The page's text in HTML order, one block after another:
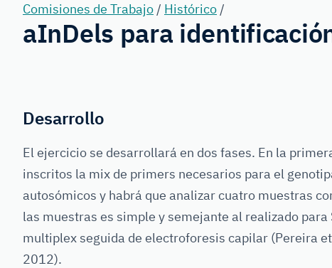
Comisiones de Trabajo / Histórico /
aInDels para
Desarrollo
El ejercicio se desarrollará en dos fases. En la
inscritos la mix de primers necesarios para el
autosómicos y habrá que analizar cuatro muestras
las muestras es simple y semejante al realizado para
multiplex seguida de electroforesis capilar (Pereira
2012).